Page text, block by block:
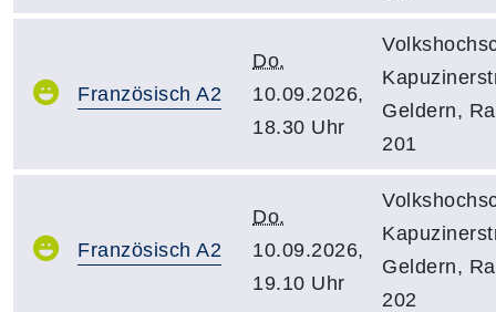
Französisch A2
Do.
10.09.2026,
18.30 Uhr
Geldern,
201
Französisch A2
Do.
10.09.2026,
19.10 Uhr
Geldern,
202